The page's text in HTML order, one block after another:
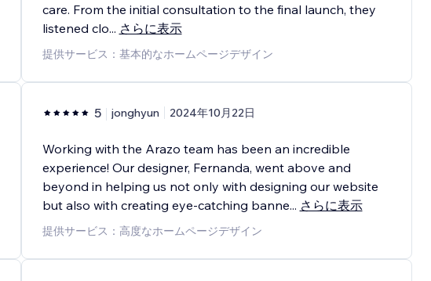
care. From the initial consultation to the final launch, they
listened clo... さらに表示
提供サービス：基本的なホームページデザイン
5 jonghyun 2024年10月22日
Working with the Arazo team has been an incredible
experience! Our designer, Fernanda, went above and
beyond in helping us not only with designing our website
but also with creating eye-catching banne... さらに表示
提供サービス：高度なホームページデザイン